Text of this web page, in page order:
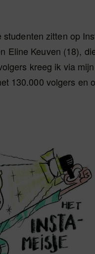
zitten op
Eline Keuven (18),
kreeg ik via
130.000 volgers en